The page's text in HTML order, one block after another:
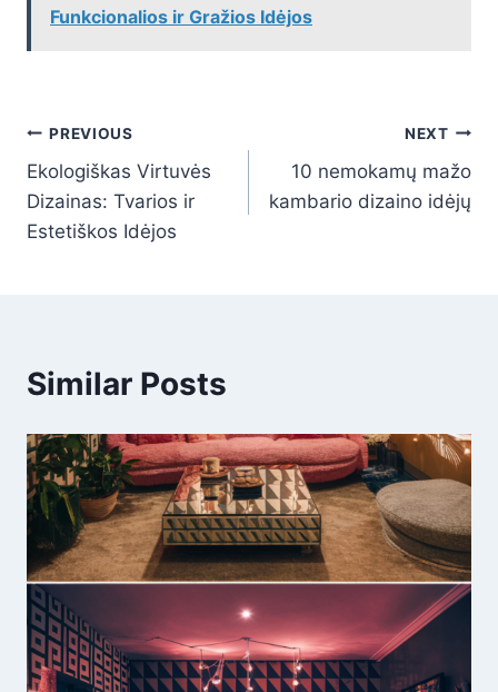
Funkcionalios ir Gražios Idėjos
Navigacija
tarp
įrašų
PREVIOUS
Ekologiškas Virtuvės
Dizainas: Tvarios ir
Estetiškos Idėjos
NEXT
10 nemokamų mažo
kambario dizaino idėjų
Similar Posts